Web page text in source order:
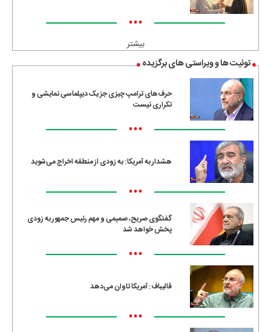
•••
بیشتر
توئیت ها و ویراستی های برگزیده
حرف‌های ترامپ چیزی جز یک دیپلماسی نمایشی و
تکراری نیست
•••
هشدار به آمریکا: به زودی از منطقه اخراج می‌شوید
•••
گفتگوی صریح، صمیمی و مهم رئیس جمهور به زودی
پخش خواهد شد
•••
قالیباف: آمریکا تاوان می‌دهد
•••